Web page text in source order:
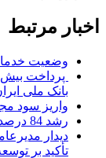
اخبار مرتبط
وضعیت
بانک ملی
واریز سود
رشد 84 درصدی درآمدهای بانک اقتصادنوین
دیدار
تأکید بر